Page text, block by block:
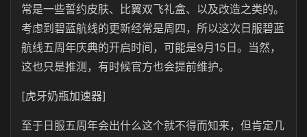
常是一些誓约皮肤、比翼双飞礼盒、以及改造之类的。
考虑到碧蓝航线的更新经常是周四，所以这次日服碧蓝
航线五周年庆典的开启时间，可能是9月15日。当然，
这也只是推测，有时候官方也会提前维护。
[虎牙奶瓶加速器]
至于日服五周年会出什么这个就不得而知来，但肯定几